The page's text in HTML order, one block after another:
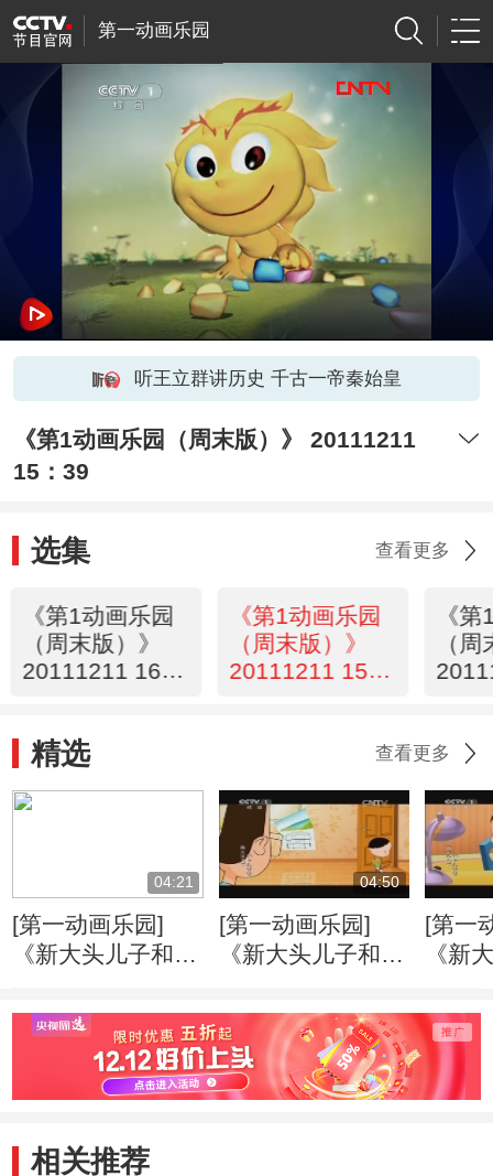
第一动画乐园
听王立群讲历史 千古一帝秦始皇
《第1动画乐园（周末版）》 20111211
15：39
选集 查看更多
《第1动画乐园
（周末版）》
20111211 16：
《第1动画乐园
（周末版）》
20111211 15：
《
（
精选 查看更多
04:21
[第一动画乐园]
《新大头儿子和小
季） 好朋友
04:50
[第一动画乐园]
《新大头儿子和小
季） 戴眼镜的大
头儿子
[第一
《新
季）
旧玩具
相关推荐